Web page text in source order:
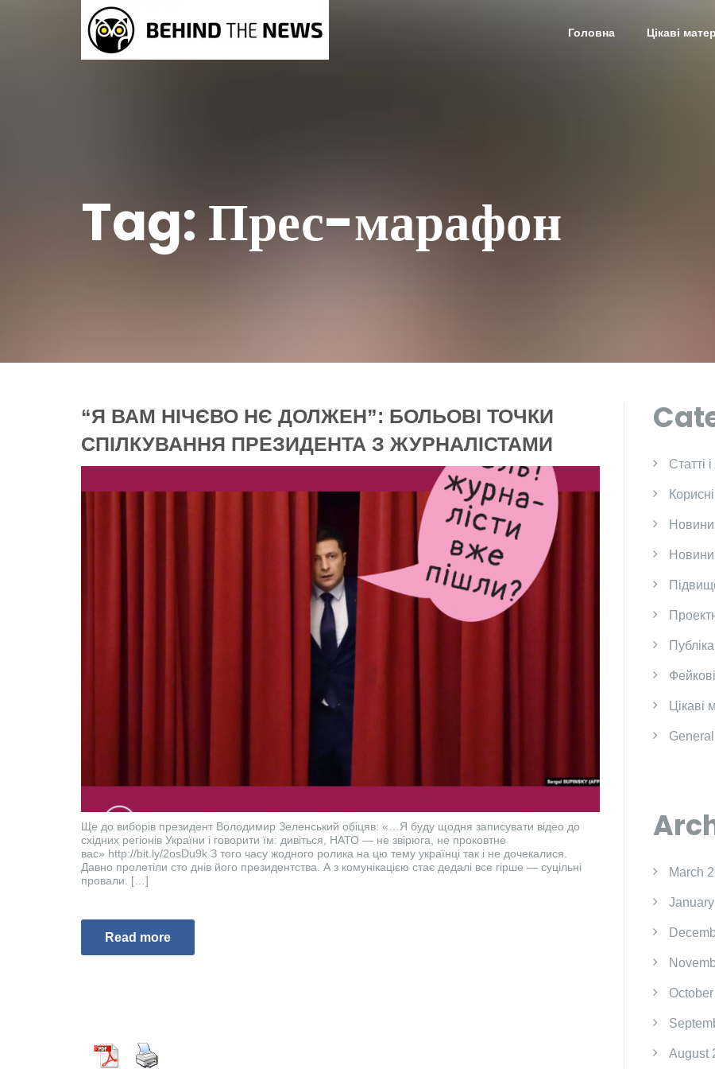
Головна Цікаві
Tag:Прес-марафон
“Я ВАМ НІЧЄВО НЄ ДОЛЖЕН”: БОЛЬОВІ ТОЧКИ
СПІЛКУВАННЯ ПРЕЗИДЕНТА З ЖУРНАЛІСТАМИ
Ще до виборів президент Володимир Зеленський обіцяв: «…Я буду щодня записувати відео до
східних регіонів України і говорити їм: дивіться, НАТО — не звірюга, не проковтне
вас» http://bit.ly/2osDu9k З того часу жодного ролика на цю тему українці так і не дочекалися.
Давно пролетіли сто днів його президентства. А з комунікацією стає дедалі все гірше — суцільні
провали. […]
Read more
Cтатті
Новини
Цікаві
General
March
August